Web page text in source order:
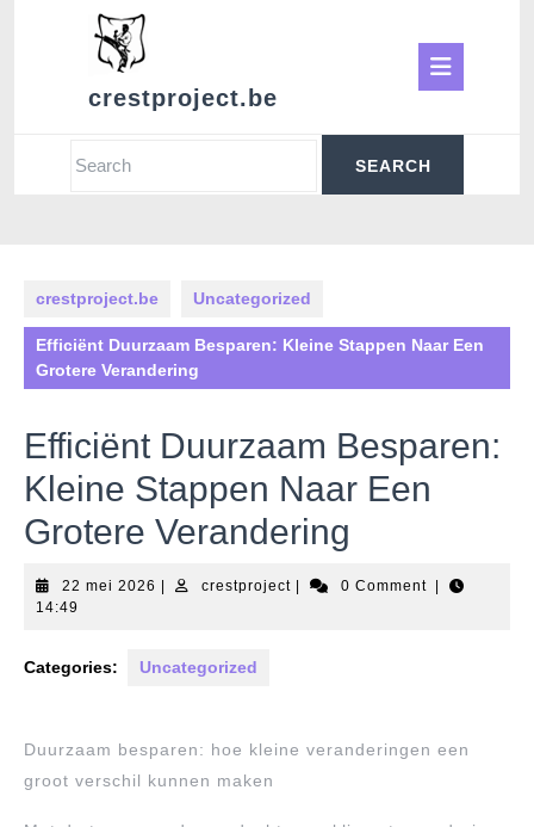
crestproject.be
Search
crestproject.be Uncategorized
Efficiënt Duurzaam Besparen: Kleine Stappen Naar Een
Grotere Verandering
Efficiënt Duurzaam Besparen:
Kleine Stappen Naar Een
Grotere Verandering
22 mei 2026 22
crestprojectcrestproject0 Comment
14:49
Categories: Uncategorized
Duurzaam besparen: hoe kleine veranderingen een
groot verschil kunnen maken